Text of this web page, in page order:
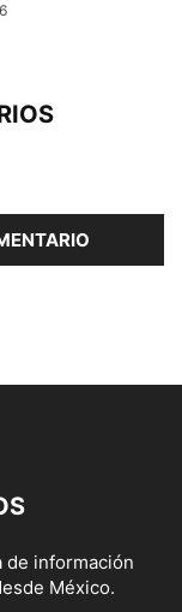
de información
México.